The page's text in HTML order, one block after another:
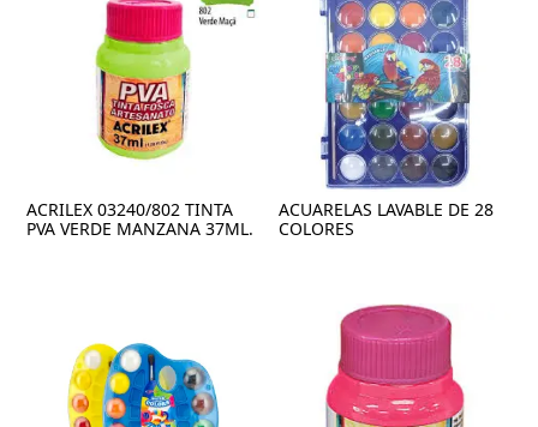
ACRILEX 03240/802 TINTA
PVA VERDE MANZANA 37ML.
ACUARELAS LAVABLE DE 28
COLORES